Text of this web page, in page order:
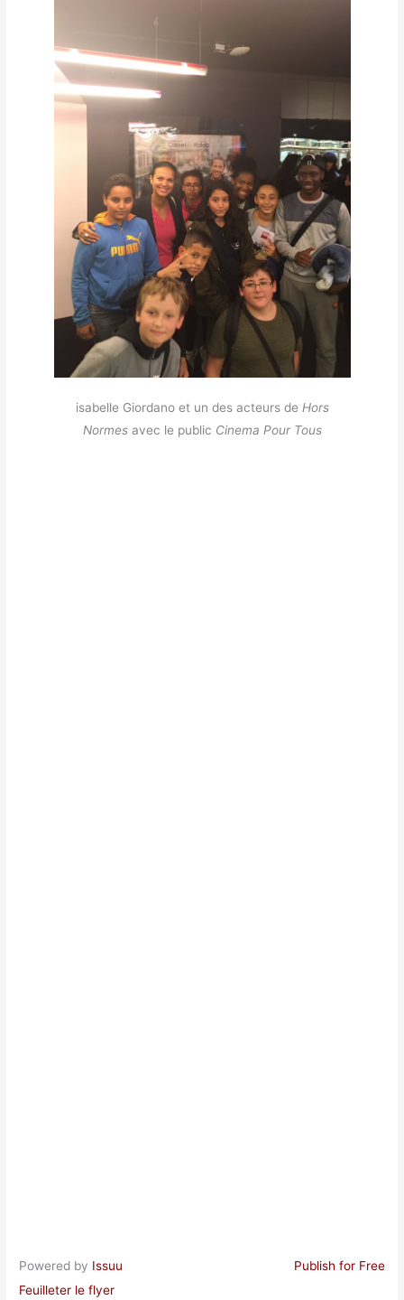
isabelle Giordano et un des acteurs de Hors
Normesavec le public Cinema Pour Tous
Powered by Issuu
Publish for Free
Feuilleter le flyer